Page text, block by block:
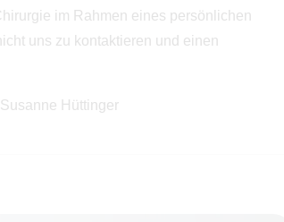
im Rahmen eines persönlichen
uns zu kontaktieren und einen
Hüttinger